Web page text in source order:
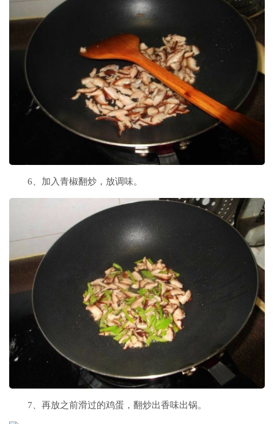
6、加入青椒翻炒，放调味。
7、再放之前滑过的鸡蛋，翻炒出香味出锅。